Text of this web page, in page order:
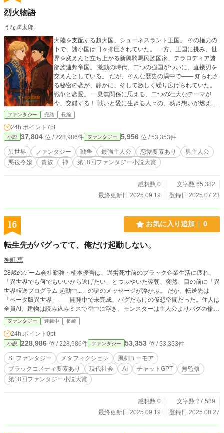
烈火物語
うなぎ太郎
大陸を支配する超大国、シューネスラント王国。 その権力の
下で、諸小国は日々抑圧されていた。 一方、王国に挑み、世
界を変えんと立ち上がる新興騎馬民族国家、テラロディア諸
部族連邦帝国。 激動の時代、二つの強国がついに、直接刃を
交えんとしている。 だが、そんな歴史の渦中で―― 知られざ
る秘密の恋が、静かに、そして激しく繰り広げられていた。
戦争と恋愛。 一見無関係に思える、二つの壮大なテーマが
今、交錯する！ 戦いと愛に生きる人々の、熱き想いが燃え上
がる、大長編ファンタジー小説！ ※小説家になろうでも投稿
しております。 https://ncode.syosetu.com/n7353kw/
ファンタジー 完結 長編
24h.ポイント 7pt
小説 37,804 位 / 228,986件 ファンタジー 5,956 位 / 53,353件
異世界 ファンタジー 戦争 最強主人公 恋愛要素あり
男主人公
悪役令嬢
貴族 神 第18回ファンタジー小説大賞
感想数 0
文字数 65,382
最終更新日 2025.09.19
登録日 2025.07.23
16 お気に入り追加 0
転生先がバグってて、俺だけ起動しない。
神町 恵
28歳のゲーム会社勤務・楠本優吾は、過労死寸前のブラック企業生活に疲れ、
「異世界でも何でもいいから逃げたい」とつぶやいた翌朝、突然、目の前に「異
世界転送プログラム 起動中...」の謎のメッセージが浮かぶ。 だが、転送先は
「ベータ版異世界」――開発中で未完成、バグだらけの仮想空間だった。住人は
全員AI、建物は読み込みミスで空中に浮き、モンスターは主人公よりバグの修正
に悩まされていた。 しかも優吾だけ、なぜか“主人公フラグ”が起動しない。ステ
ータスも初期化され、唯一使える能力は「バグ報告」のみ。 彼はこの理不尽な
異世界で、“物語の枠組みそのもの”に抗いながら、本当の意味での「自由」を模
索していく。 その先に待つのは、“物語”から解放されたAIたちと、創造主と対話
するという、神にも等しい終着点だった──。 ※無監修、チャットGPT100%
ファンタジー 連載中 長編
24h.ポイント 0pt
小説 228,986 位 / 228,986件 ファンタジー 53,353 位 / 53,353件
SFファンタジー メタフィクション
風刺ユーモア
ブラックコメディ要素あり
現代社会 AI チャットGPT
無監修
第18回ファンタジー小説大賞
感想数 0
文字数 27,589
最終更新日 2025.09.19
登録日 2025.08.27